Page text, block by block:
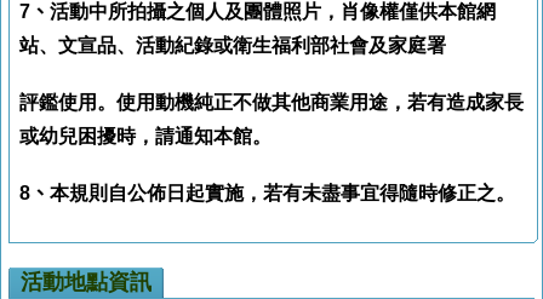
7、 活動中所拍攝之個人及團體照片，肖像權僅供本館網
站、文宣品、活動紀錄或衛生福利部社會及家庭署
評鑑使用。使用動機純正不做其他商業用途，若有造成家長
或幼兒困擾時，請通知本館。
8、 本規則自公佈日起實施，若有未盡事宜得隨時修正之。
活動地點資訊